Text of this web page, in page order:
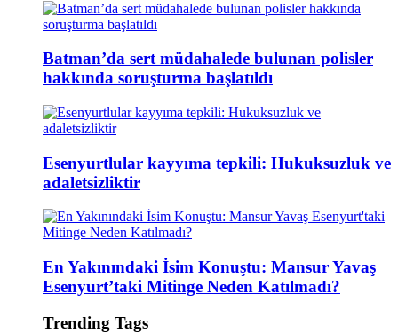
Batman’da sert müdahalede bulunan polisler
hakkında soruşturma başlatıldı
Esenyurtlular kayyıma tepkili: Hukuksuzluk ve
adaletsizliktir
En Yakınındaki İsim Konuştu: Mansur Yavaş
Esenyurt’taki Mitinge Neden Katılmadı?
Trending Tags